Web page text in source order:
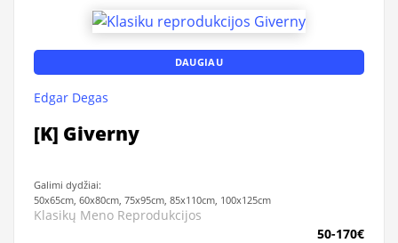
DAUGIAU
Edgar Degas
[K] Giverny
Galimi dydžiai:
50x65cm, 60x80cm, 75x95cm, 85x110cm, 100x125cm
Klasikų Meno Reprodukcijos
50-170€